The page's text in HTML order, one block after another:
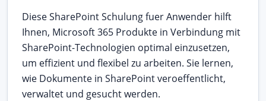
Diese SharePoint Schulung fuer Anwender hilft
Ihnen, Microsoft 365 Produkte in Verbindung mit
SharePoint-Technologien optimal einzusetzen,
um effizient und flexibel zu arbeiten. Sie lernen,
wie Dokumente in SharePoint veroeffentlicht,
verwaltet und gesucht werden.